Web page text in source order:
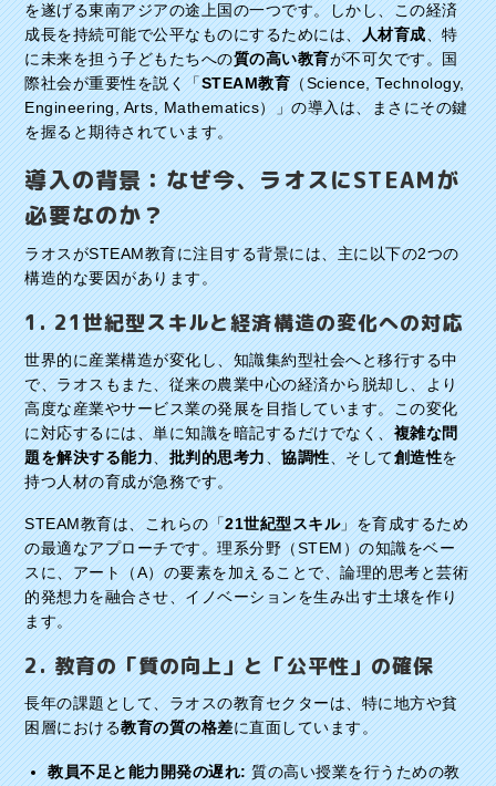
を遂げる東南アジアの途上国の一つです。しかし、この経済
成長を持続可能で公平なものにするためには、人材育成、特
に未来を担う子どもたちへの質の高い教育が不可欠です。国
際社会が重要性を説く「STEAM教育（Science, Technology,
Engineering, Arts, Mathematics）」の導入は、まさにその鍵
を握ると期待されています。
導入の背景：なぜ今、ラオスにSTEAMが
必要なのか？
ラオスがSTEAM教育に注目する背景には、主に以下の2つの
構造的な要因があります。
1. 21世紀型スキルと経済構造の変化への対応
世界的に産業構造が変化し、知識集約型社会へと移行する中
で、ラオスもまた、従来の農業中心の経済から脱却し、より
高度な産業やサービス業の発展を目指しています。この変化
に対応するには、単に知識を暗記するだけでなく、複雑な問
題を解決する能力、批判的思考力、協調性、そして創造性を
持つ人材の育成が急務です。
STEAM教育は、これらの「21世紀型スキル」を育成するため
の最適なアプローチです。理系分野（STEM）の知識をベー
スに、アート（A）の要素を加えることで、論理的思考と芸術
的発想力を融合させ、イノベーションを生み出す土壌を作り
ます。
2. 教育の「質の向上」と「公平性」の確保
長年の課題として、ラオスの教育セクターは、特に地方や貧
困層における教育の質の格差に直面しています。
教員不足と能力開発の遅れ:質の高い授業を行うための教